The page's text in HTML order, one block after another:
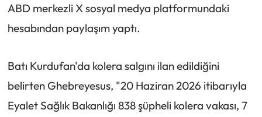
ABD merkezli X sosyal medya platformundaki
hesabından paylaşım yaptı.
Batı Kurdufan'da kolera salgını ilan edildiğini
belirten Ghebreyesus, "20 Haziran 2026 itibarıyla
Eyalet Sağlık Bakanlığı 838 şüpheli kolera vakası, 7